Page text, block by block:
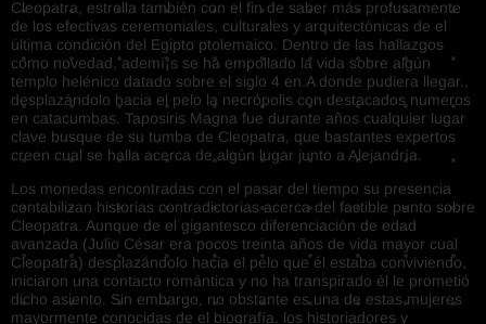
Cleopatra, estrella también con el fin de saber más profusamente
de los efectivas ceremoniales, culturales y arquitectónicas de el
última condición del Egipto ptolemaico. Dentro de las hallazgos
como novedad, ademí¡s se ha empollado la vida sobre algún
templo helénico datado sobre el siglo 4 en.A donde pudiera llegar.,
desplazándolo hacia el pelo la necrópolis con destacados numeros
en catacumbas. Taposiris Magna fue durante años cualquier lugar
clave busque de su tumba de Cleopatra, que bastantes expertos
creen cual se halla acerca de algún lugar junto a Alejandría.
Los monedas encontradas con el pasar del tiempo su presencia
contabilizan historias contradictorias acerca del factible punto sobre
Cleopatra. Aunque de el gigantesco diferenciación de edad
avanzada (Julio César era pocos treinta años de vida mayor cual
Cleopatra) desplazándolo hacia el pelo que él estaba conviviendo,
iniciaron una contacto romántica y no ha transpirado él le prometió
dicho asiento. Sin embargo, no obstante es una de estas mujeres
mayormente conocidas de el biografía, los historiadores y